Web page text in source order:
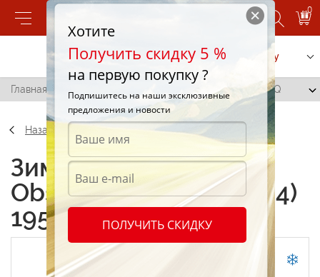
0
Позвонить Заказать услугу
Главная / Toyo Observe Garit G4 (GRG4) 195/60 R14 86Q
Назад
Зимние шины Toyo
Observe Garit G4 (GRG4)
195/60 R14 86Q
Хотите
Получить скидку 5 %
на первую покупку ?
Подпишитесь на наши эксклюзивные
предложения и новости
ПОЛУЧИТЬ СКИДКУ